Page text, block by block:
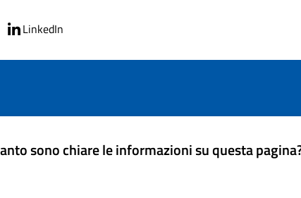
LinkedIn
sono chiare le informazioni su questa